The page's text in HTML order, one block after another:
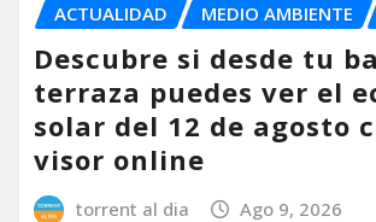
ACTUALIDAD MEDIO AMBIENTE
Descubre si desde tu
terraza puedes ver el
solar del 12 de agosto
visor online
torrent al dia Ago 9, 2026